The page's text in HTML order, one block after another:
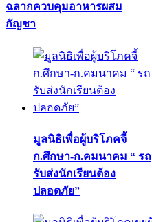
ฉลากควบคุมอาหารผสม
กัญชา
มูลนิธิเพื่อผู้บริโภคจี้
ก.ศึกษา-ก.คมนาคม “ รถ
รับส่งนักเรียนต้อง
ปลอดภัย”